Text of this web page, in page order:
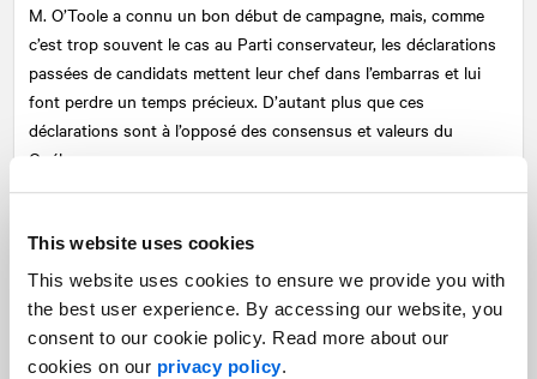
This website uses cookies
This website uses cookies to ensure we provide you with
the best user experience. By accessing our website, you
consent to our cookie policy. Read more about our
cookies on our privacy policy.
M. O’Toole a connu un bon début de campagne, mais, comme
c’est trop souvent le cas au Parti conservateur, les déclarations
passées de candidats mettent leur chef dans l’embarras et lui
font perdre un temps précieux. D’autant plus que ces
déclarations sont à l’opposé des consensus et valeurs du
Québec.
avec le Québec et doit poursuivre sur cette lancée s’il espère
premier débat francophone pourrait insuffler un vent de
confiance supplémentaire à ses troupes pour les mener à une
campagne victorieuse.